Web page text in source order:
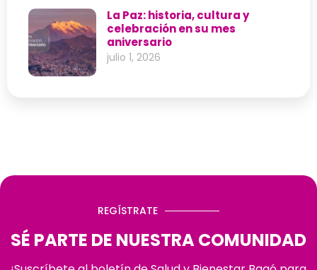
La Paz: historia, cultura y
celebración en su mes
aniversario
julio 1, 2026
REGÍSTRATE
SÉ PARTE DE NUESTRA COMUNIDAD